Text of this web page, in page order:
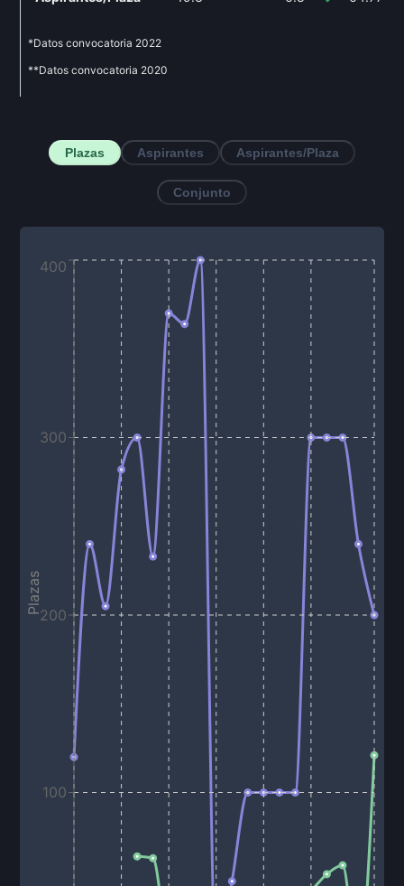
*Datos convocatoria 2022
**Datos convocatoria 2020
Plazas Aspirantes Aspirantes/Plaza
Conjunto
100
200
300
400
Plazas